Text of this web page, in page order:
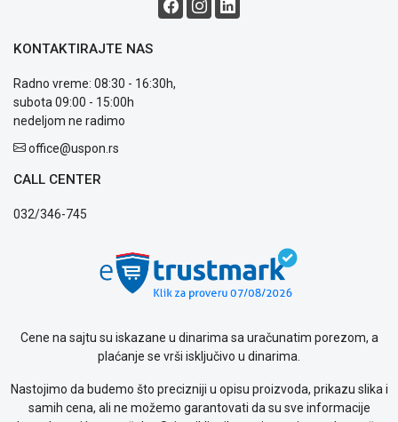
KONTAKTIRAJTE NAS
Radno vreme: 08:30 - 16:30h,
subota 09:00 - 15:00h
nedeljom ne radimo
office@uspon.rs
CALL CENTER
032/346-745
Cene na sajtu su iskazane u dinarima sa uračunatim porezom, a
plaćanje se vrši isključivo u dinarima.
Nastojimo da budemo što precizniji u opisu proizvoda, prikazu slika i
samih cena, ali ne možemo garantovati da su sve informacije